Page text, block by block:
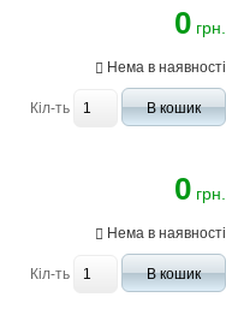
0 грн.
Нема в наявності
Кіл-ть В кошик
0 грн.
Нема в наявності
Кіл-ть В кошик